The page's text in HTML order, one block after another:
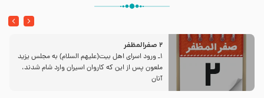
2 صفرالمظفر
1ـ ورود اسراى اهل بیت‌(علیهم السلام) به مجلس یزید
ملعون پس از این كه كاروان اسیران وارد شام شدند،
آنان